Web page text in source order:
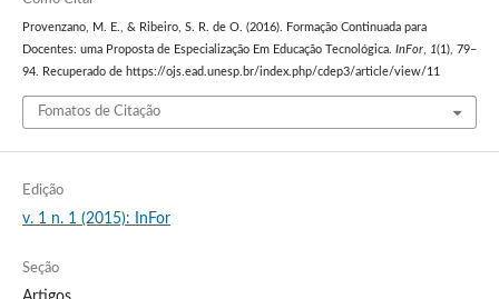
Provenzano, M. E., & Ribeiro, S. R. de O. (2016). Formação Continuada para
Docentes: uma Proposta de Especialização Em Educação Tecnológica. InFor, 1(1), 79–
94. Recuperado de https://ojs.ead.unesp.br/index.php/cdep3/article/view/11
Fomatos de Citação
Edição
v. 1 n. 1 (2015): InFor
Seção